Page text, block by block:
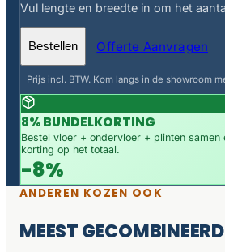
Vul lengte en breedte in om het
Bestellen Offerte Aanvragen
Prijs incl. BTW. Kom langs in de showroom
8% BUNDELKORTING
Bestel vloer + ondervloer + plinten samen
korting op het totaal.
-8%
ANDEREN KOZEN OOK
MEEST